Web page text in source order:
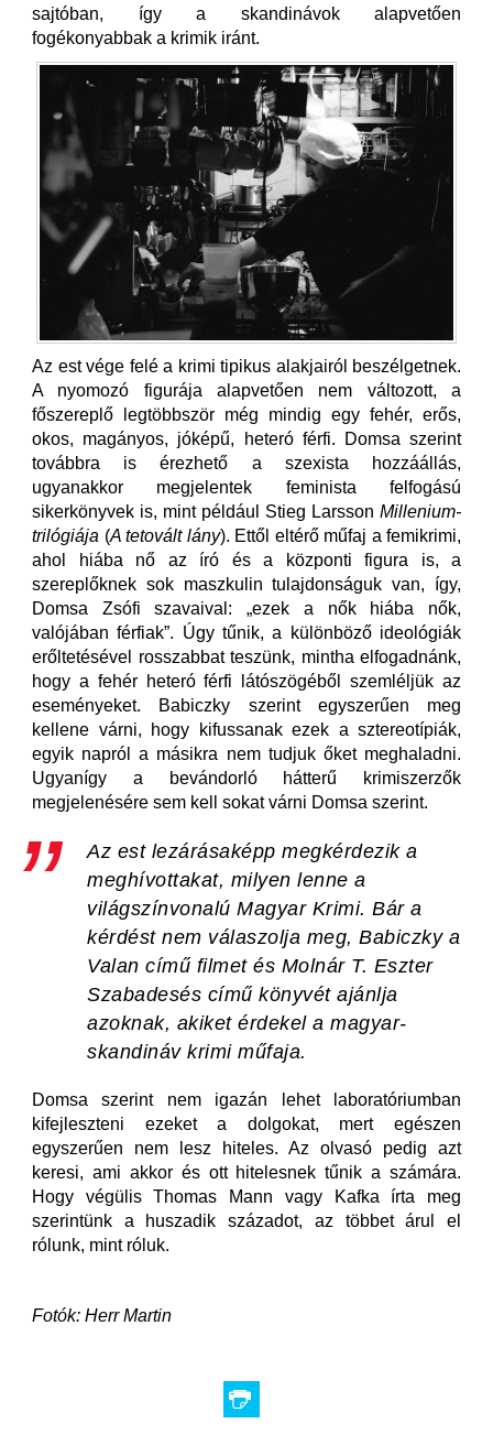
sajtóban, így a skandinávok alapvetően
fogékonyabbak a krimik iránt.
Az est vége felé a krimi tipikus alakjairól beszélgetnek.
A nyomozó figurája alapvetően nem változott, a
főszereplő legtöbbször még mindig egy fehér, erős,
okos, magányos, jóképű, heteró férfi. Domsa szerint
továbbra is érezhető a szexista hozzáállás,
ugyanakkor megjelentek feminista felfogású
sikerkönyvek is, mint például Stieg Larsson Millenium-
trilógiája (A tetovált lány). Ettől eltérő műfaj a femikrimi,
ahol hiába nő az író és a központi figura is, a
szereplőknek sok maszkulin tulajdonságuk van, így,
Domsa Zsófi szavaival: „ezek a nők hiába nők,
valójában férfiak”. Úgy tűnik, a különböző ideológiák
erőltetésével rosszabbat teszünk, mintha elfogadnánk,
hogy a fehér heteró férfi látószögéből szemléljük az
eseményeket. Babiczky szerint egyszerűen meg
kellene várni, hogy kifussanak ezek a sztereotípiák,
egyik napról a másikra nem tudjuk őket meghaladni.
Ugyanígy a bevándorló hátterű krimiszerzők
megjelenésére sem kell sokat várni Domsa szerint.
Az est lezárásaképp megkérdezik a
meghívottakat, milyen lenne a
világszínvonalú Magyar Krimi. Bár a
kérdést nem válaszolja meg, Babiczky a
Valan című filmet és Molnár T. Eszter
Szabadesés című könyvét ajánlja
azoknak, akiket érdekel a magyar-
skandináv krimi műfaja.
Domsa szerint nem igazán lehet laboratóriumban
kifejleszteni ezeket a dolgokat, mert egészen
egyszerűen nem lesz hiteles. Az olvasó pedig azt
keresi, ami akkor és ott hitelesnek tűnik a számára.
Hogy végülis Thomas Mann vagy Kafka írta meg
szerintünk a huszadik századot, az többet árul el
rólunk, mint róluk.
Fotók: Herr Martin